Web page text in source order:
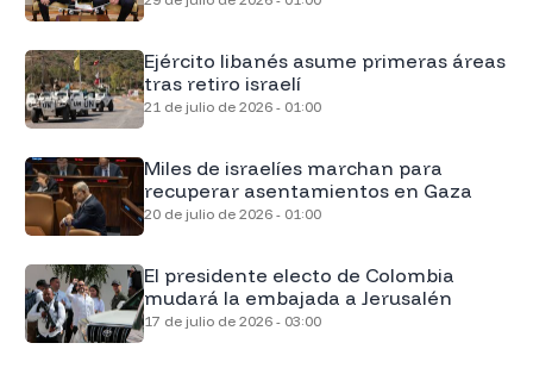
Ejército libanés asume primeras áreas
tras retiro israelí
21 de julio de 2026 - 01:00
Miles de israelíes marchan para
recuperar asentamientos en Gaza
20 de julio de 2026 - 01:00
El presidente electo de Colombia
mudará la embajada a Jerusalén
17 de julio de 2026 - 03:00